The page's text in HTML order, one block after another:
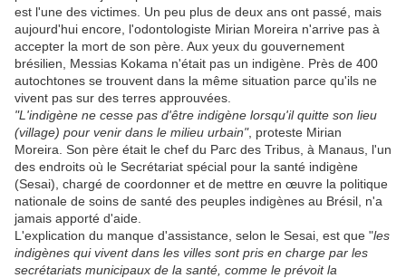
est l'une des victimes. Un peu plus de deux ans ont passé, mais
aujourd'hui encore, l'odontologiste Mirian Moreira n'arrive pas à
accepter la mort de son père. Aux yeux du gouvernement
brésilien, Messias Kokama n'était pas un indigène. Près de 400
autochtones se trouvent dans la même situation parce qu'ils ne
vivent pas sur des terres approuvées.
"L'indigène ne cesse pas d'être indigène lorsqu'il quitte son lieu
(village) pour venir dans le milieu urbain", proteste Mirian
Moreira. Son père était le chef du Parc des Tribus, à Manaus, l'un
des endroits où le Secrétariat spécial pour la santé indigène
(Sesai), chargé de coordonner et de mettre en œuvre la politique
nationale de soins de santé des peuples indigènes au Brésil, n'a
jamais apporté d'aide.
L'explication du manque d'assistance, selon le Sesai, est que "les
indigènes qui vivent dans les villes sont pris en charge par les
secrétariats municipaux de la santé, comme le prévoit la